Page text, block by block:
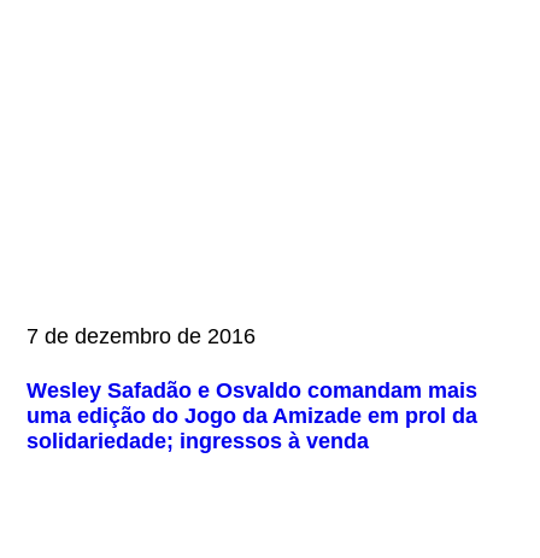
7 de dezembro de 2016
Wesley Safadão e Osvaldo comandam mais
uma edição do Jogo da Amizade em prol da
solidariedade; ingressos à venda